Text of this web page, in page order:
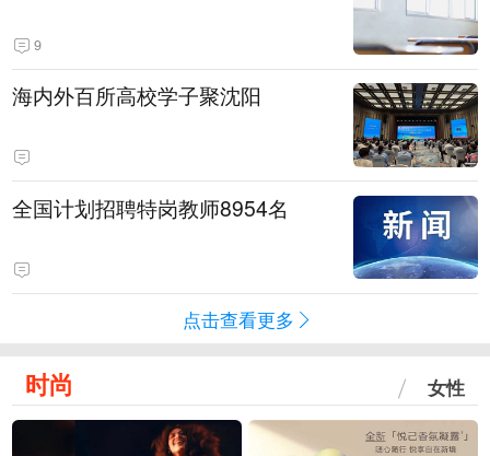
9
海内外百所高校学子聚沈阳
全国计划招聘特岗教师8954名
点击查看更多
时尚 女性